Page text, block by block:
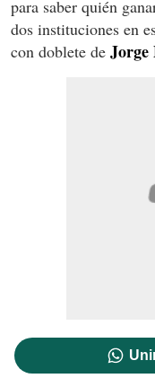
para saber quién
dos instituciones en
con doblete de Jorge